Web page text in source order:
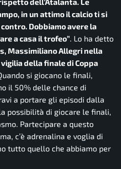
in un attimo il calcio ti si
Dobbiamo avere la
a casa il trofeo”. Lo ha detto
Massimiliano Allegri nella
della finale di Coppa
si giocano le finali,
il 50% delle chance di
a portare gli episodi dalla
possibilità di giocare le finali,
Partecipare a questo
c’è adrenalina e voglia di
tutto quello che abbiamo per